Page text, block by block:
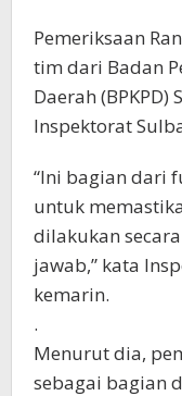
Pemeriksaan
tim dari Badan
Daerah
Inspektorat
“Ini bagian dari
untuk
dilakukan
jawab,” kata
kemarin.
.
Menurut dia,
sebagai bagian